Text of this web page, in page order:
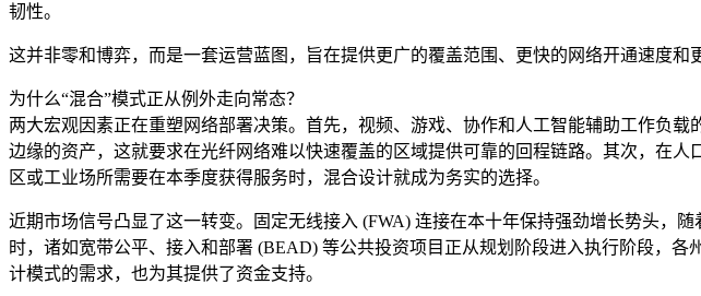
韧性。
这并非零和博弈，而是一套运营蓝图，旨在提供更广的覆盖范围、更快的网络开通速度和
为什么“混合”模式正从例外走向常态？
两大宏观因素正在重塑网络部署决策。首先，视频、游戏、协作和人工智能辅助工作负
边缘的资产，这就要求在光纤网络难以快速覆盖的区域提供可靠的回程链路。其次，在
区或工业场所需要在本季度获得服务时，混合设计就成为务实的选择。
近期市场信号凸显了这一转变。固定无线接入 (FWA) 连接在本十年保持强劲增长势头，
时，诸如宽带公平、接入和部署 (BEAD) 等公共投资项目正从规划阶段进入执行阶段，
计模式的需求，也为其提供了资金支持。